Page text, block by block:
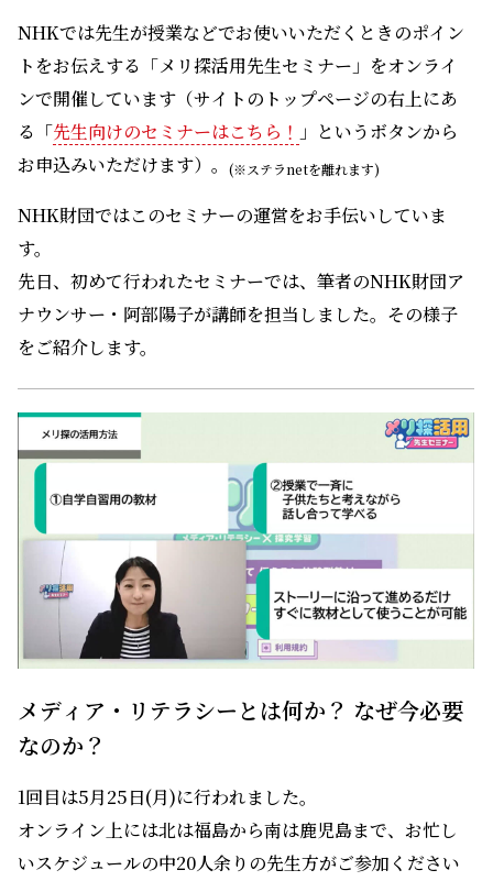
NHKでは先生が授業などでお使いいただくときのポイン
トをお伝えする「メリ探活用先生セミナー」をオンライ
ンで開催しています（サイトのトップページの右上にあ
る「先生向けのセミナーはこちら！ 」というボタンから
お申込みいただけます）。
(※ステラnetを離れます)
NHK財団ではこのセミナーの運営をお手伝いしていま
す。
先日、初めて行われたセミナーでは、筆者のNHK財団ア
ナウンサー・阿部陽子が講師を担当しました。その様子
をご紹介します。
メディア・リテラシーとは何か？ なぜ今必要
なのか？
1回目は5月25日(月)に行われました。
オンライン上には北は福島から南は鹿児島まで、お忙し
いスケジュールの中20人余りの先生方がご参加ください